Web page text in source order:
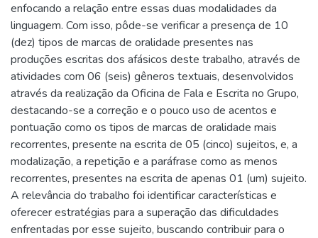
enfocando a relação entre essas duas modalidades da
linguagem. Com isso, pôde-se verificar a presença de 10
(dez) tipos de marcas de oralidade presentes nas
produções escritas dos afásicos deste trabalho, através de
atividades com 06 (seis) gêneros textuais, desenvolvidos
através da realização da Oficina de Fala e Escrita no Grupo,
destacando-se a correção e o pouco uso de acentos e
pontuação como os tipos de marcas de oralidade mais
recorrentes, presente na escrita de 05 (cinco) sujeitos, e, a
modalização, a repetição e a paráfrase como as menos
recorrentes, presentes na escrita de apenas 01 (um) sujeito.
A relevância do trabalho foi identificar características e
oferecer estratégias para a superação das dificuldades
enfrentadas por esse sujeito, buscando contribuir para o